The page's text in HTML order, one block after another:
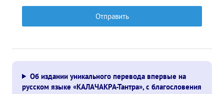
Отправить
Об издании уникального перевода впервые на
русском языке «КАЛАЧАКРА-Тантра», с благословения